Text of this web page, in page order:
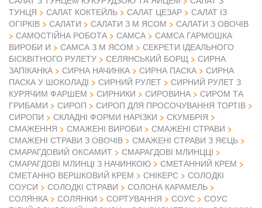
ТУНЦЯ
САЛАТ КОКТЕЙЛЬ САЛАТ ЦЕЗАР
САЛАТ ІЗ
ОГІРКІВ
САЛАТИ САЛАТИ З М ЯСОМ
САЛАТИ З ОВОЧІВ
САМОСТІЙНА РОБОТА
САМСА
САМСА ГАРМОШКА
ВИРОБИ И
САМСА З М ЯСОМ
СЕКРЕТИ ІДЕАЛЬНОГО
БІСКВІТНОГО РУЛЕТУ
СЕЛЯНСЬКИЙ БОРЩ
СИРНА
ЗАПІКАНКА
СИРНА НАЧИНКА СИРНА ПАСКА
СИРНА
ПАСКА У ШОКОЛАДІ
СИРНИЙ РУЛЕТ
СИРНИЙ РУЛЕТ З
КУРЯЧИМ ФАРШЕМ
СИРНИКИ СИРОВИНА
СИРОМ ТА
ГРИБАМИ
СИРОП
СИРОП ДЛЯ ПРОСОЧУВАННЯ ТОРТІВ
СИРОПИ
СКЛАДНІ ФОРМИ НАРІЗКИ
СКУМБРІЯ
СМАЖЕННЯ
СМАЖЕНІ ВИРОБИ
СМАЖЕНІ СТРАВИ
СМАЖЕНІ СТРАВИ З ОВОЧІВ
СМАЖЕНІ СТРАВИ З ЯЄЦЬ
СМАРАГДОВИЙ ОКСАМИТ
СМАРАГДОВІ МЛИНЦЦІ
СМАРАГДОВІ МЛИНЦІ З НАЧИНКОЮ
СМЕТАННИЙ КРЕМ
СМЕТАННО ВЕРШКОВИЙ КРЕМ
СНІКЕРС
СОЛОДКІ
СОУСИ
СОЛОДКІ СТРАВИ
СОЛОНА КАРАМЕЛЬ
СОЛЯНКА
СОЛЯНКИ СОРТУВАННЯ СОУС
СОУС